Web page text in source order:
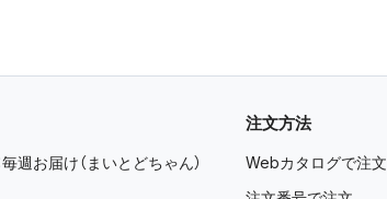
毎週お届け（まいとどちゃん）
注文方法
Webカタログで注文